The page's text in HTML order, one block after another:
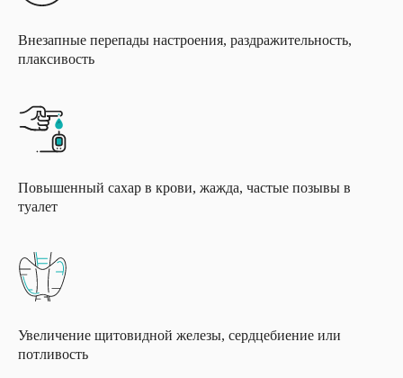
Внезапные перепады настроения, раздражительность,
плаксивость
Повышенный сахар в крови, жажда, частые позывы в
туалет
Увеличение щитовидной железы, сердцебиение или
потливость